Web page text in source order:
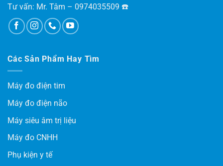
Tư vấn: Mr. Tâm – 0974035509 ☎️
Các Sản Phẩm Hay Tìm
Máy đo điện tim
Máy đo điện não
Máy siêu âm trị liệu
Máy đo CNHH
Phụ kiện y tế